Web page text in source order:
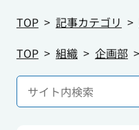
TOP
記事カテゴリ
TOP
組織 企画部